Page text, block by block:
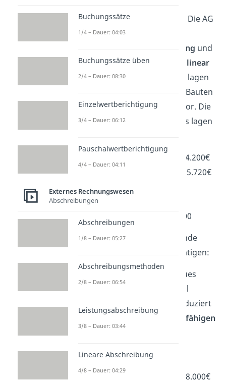
Maschinenbauunternehmen. Die AG
verfolgt die
Jahresüberschussmaximierung und
alleAbschreibungen
linear
durchgeführt. Im letzten Jahr lagen
im Bereich Grundstücke und Bauten
Zuschreibungen von 2.000€ vor. Die
Abschreibungen dieses Jahres lagen
Immaterielles Vermögen 4.200€
Grundstücke und Bauten 5.720€
Technische Anlagen und
Maschinen 16.680€ und
Andere Anlagen, BGA 7.000
Außerdem müssen wir folgende
berücksichtigen:
Dieses Jahr wurde ein neues
Produkt entwickelt. Es soll
nächstes Jahr bereits produziert
werden. Die
aktivierungsfähigen
„Blümchen AG“ mit
Anschaffungskosten von 8.000€
Buchungssätze
1/4 – Dauer: 04:03
Buchungssätze üben
2/4 – Dauer: 08:30
Einzelwertberichtigung
3/4 – Dauer: 06:12
Pauschalwertberichtigung
4/4 – Dauer: 04:11
Externes Rechnungswesen
Abschreibungen
Abschreibungen
1/8 – Dauer: 05:27
Abschreibungsmethoden
2/8 – Dauer: 06:54
Leistungsabschreibung
3/8 – Dauer: 03:44
Lineare Abschreibung
4/8 – Dauer: 04:29